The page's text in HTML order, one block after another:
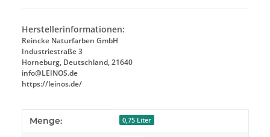
Herstellerinformationen:
Reincke Naturfarben GmbH
Industriestraße 3
Horneburg, Deutschland, 21640
info@LEINOS.de
https://leinos.de/
Produkteigenschaft
Wert
Menge: 0,75 Liter